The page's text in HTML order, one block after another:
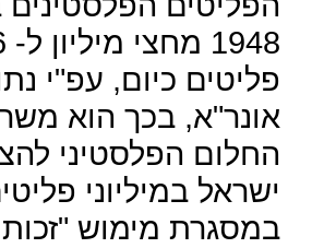
פליטים כיום, עפ"י
אונר"א, בכך הוא
החלום הפלסטיני
ישראל במיליוני
במסגרת מימוש